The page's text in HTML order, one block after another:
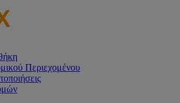
Περιεχομένου